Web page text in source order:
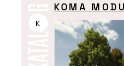
K
KOMA